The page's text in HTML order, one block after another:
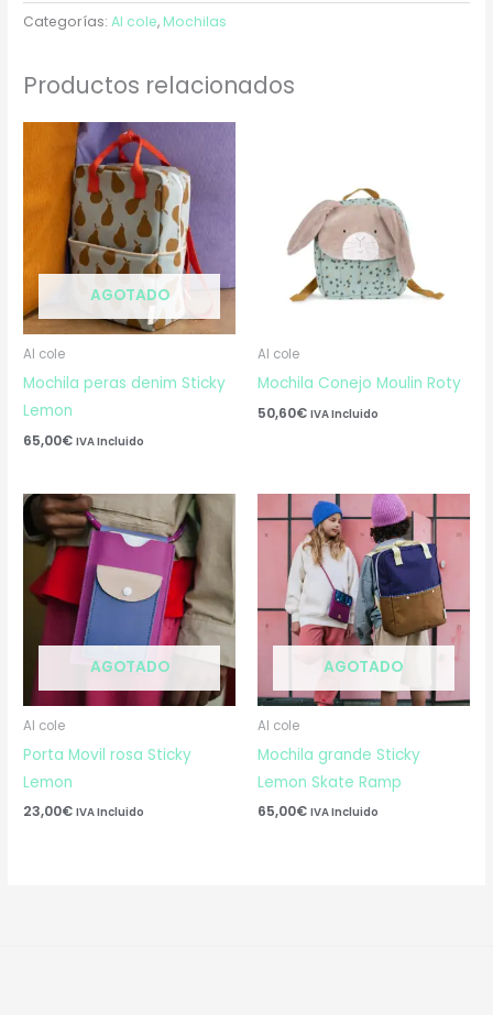
Categorías:Al cole, Mochilas
Productos relacionados
AGOTADO
Al cole
Mochila peras denim Sticky
Lemon
65,00€ IVA Incluido
Al cole
Mochila Conejo Moulin Roty
50,60€ IVA Incluido
AGOTADO
Al cole
Porta Movil rosa Sticky
Lemon
23,00€ IVA Incluido
AGOTADO
Al cole
Mochila grande Sticky
Lemon Skate Ramp
65,00€ IVA Incluido